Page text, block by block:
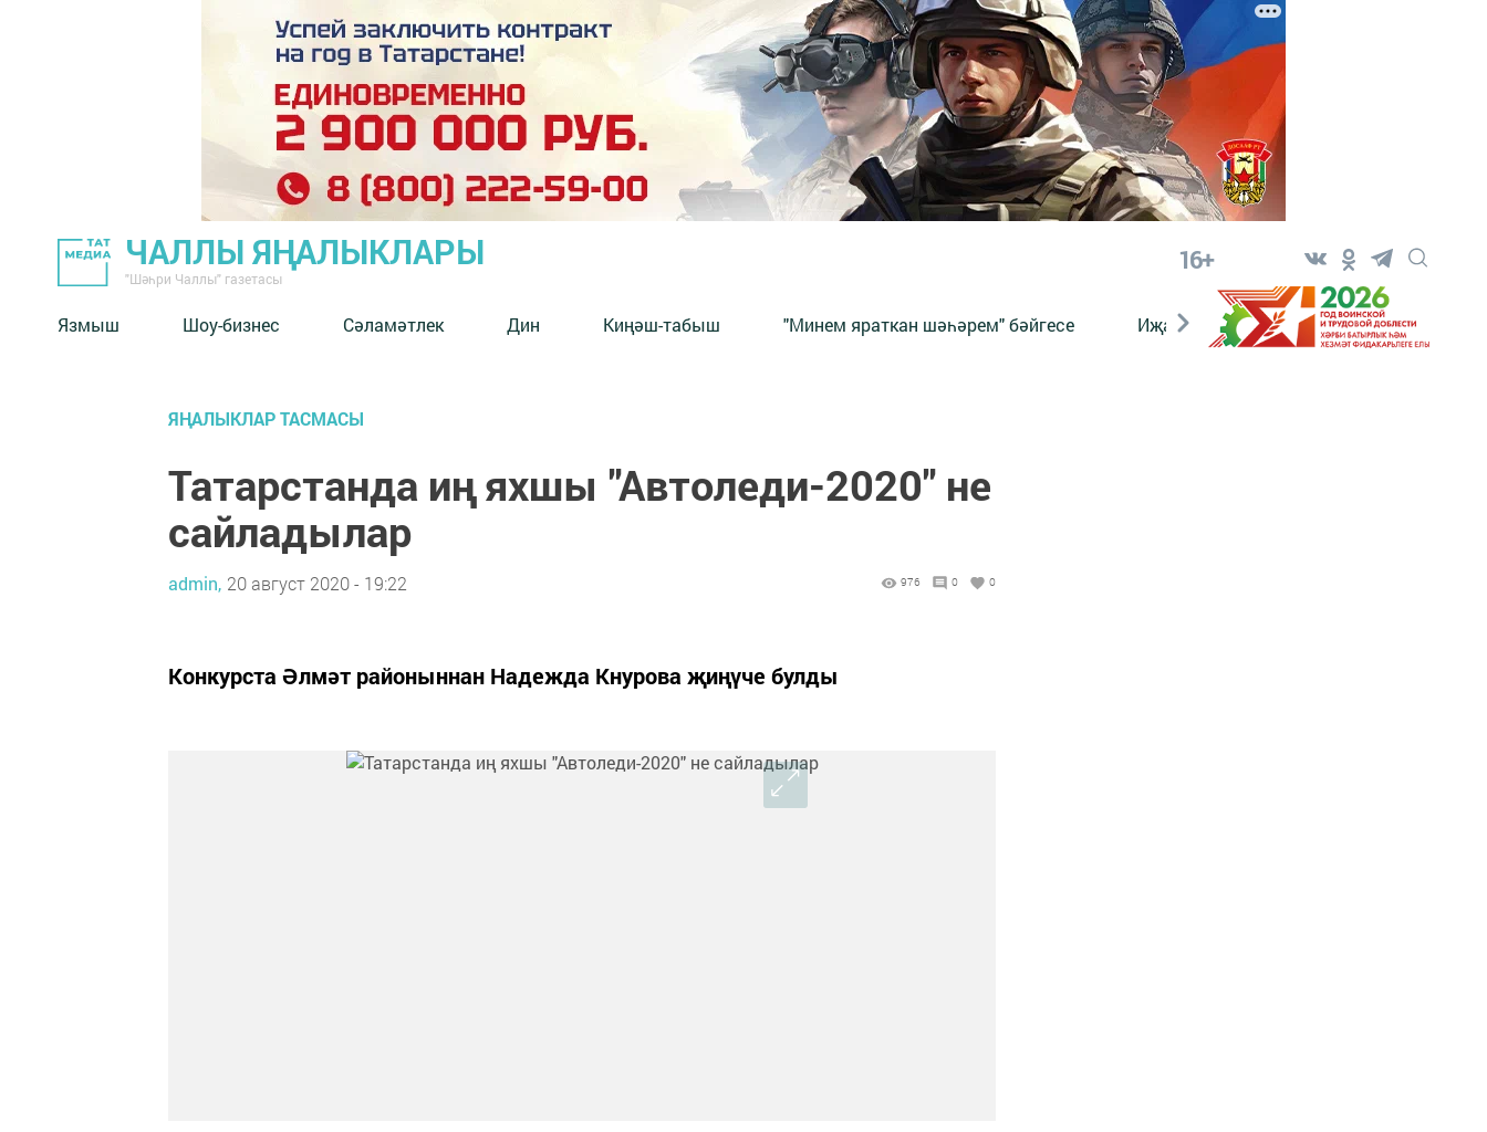
ЧАЛЛЫ ЯҢАЛЫКЛАРЫ
"Шәһри Чаллы" газетасы
16+
Язмыш Шоу-бизнес Сәламәтлек Дин Киңәш-табыш "Минем яраткан шәһәрем" бәйгесе Иҗат Реклама Онлайн
ЯҢАЛЫКЛАР ТАСМАСЫ
Татарстанда иң яхшы "Автоледи-2020" не
сайладылар
admin, 20 август 2020 - 19:22 976 0 0
Конкурста Әлмәт районыннан Надежда Кнурова җиңүче булды